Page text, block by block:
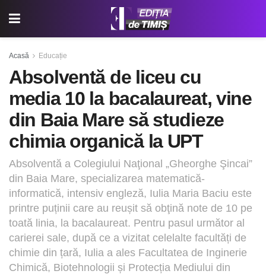
Acasă Educație
Absolventă de liceu cu
media 10 la bacalaureat, vine
din Baia Mare să studieze
chimia organică la UPT
Absolventă a Colegiului Naţional „Gheorghe Şincai”
din Baia Mare, specializarea matematică-
informatică, intensiv engleză, Iulia Maria Baciu este
printre puținii care au reușit să obţină note de 10 pe
toată linia, la bacalaureat. Pentru pasul următor al
carierei sale, după ce a vizitat celelalte facultăți de
chimie din țară, Iulia a ales Facultatea de Inginerie
Chimică, Biotehnologii și Protecția Mediului din